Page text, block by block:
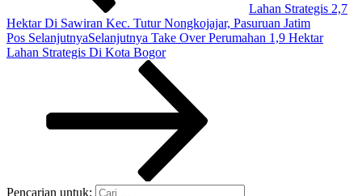
Lahan Strategis 2,7
Hektar Di Sawiran Kec. Tutur Nongkojajar, Pasuruan Jatim
Pos SelanjutnyaSelanjutnya Take Over Perumahan 1,9 Hektar
Lahan Strategis Di Kota Bogor
Pencarian untuk: